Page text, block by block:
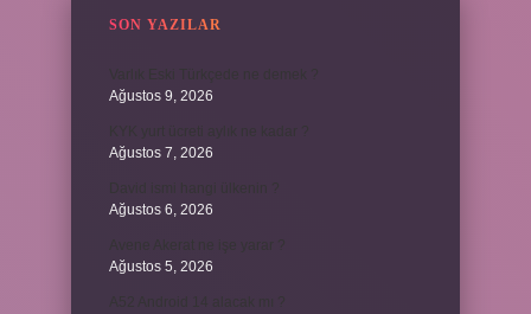
SON YAZILAR
Ağustos 9, 2026
Ağustos 7, 2026
Ağustos 6, 2026
Ağustos 5, 2026